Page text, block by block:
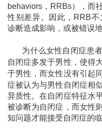
behaviors ， RRBs）
，而
性别差异。因此 ， RRB不
诊断造成影响，或被错误
为什么女性自闭症患
自闭症多发于男性，使得
于男性，而女性没有引起
症被认为与男性自闭症相似
异质性。在自闭症特征水
被诊断为自闭症，而女性
知问题才能接受自闭症的临